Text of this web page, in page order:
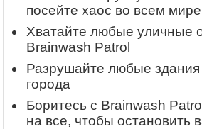
посейте хаос во всем мире
Хватайте любые уличные
Brainwash Patrol
Разрушайте любые здания
города
Боритесь с Brainwash
на все, чтобы остановить